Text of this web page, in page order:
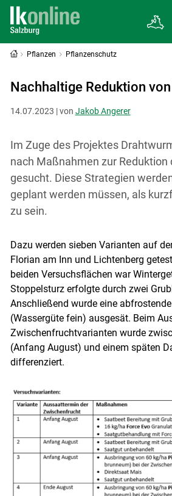
Pflanzen Pflanzenschutz
Nachhaltige Reduktion
14.07.2023 | von Jakob Angerer
Im Zuge des Projektes
nach Maßnahmen zur Reduktion
gesucht. Diese Strategien
geplant werden müssen, als
zu sein.
Dazu werden sieben Varianten auf
Florian am Inn und Lichtenberg
beiden Versuchsflächen war
Stoppelsturz erfolgte durch zwei
Anschließend wurde eine
(Wassergüte fein) ausgesät. Beim
Zwischenfruchtvarianten wurde
(Anfang August) und einem späten
differenziert.